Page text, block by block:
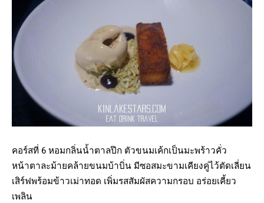
คอร์สที่ 6 หอมกลิ่นน้ำตาลปึก ตัวขนมเค้กเป็นมะพร้าวคั่ว
หน้าตาละม้ายคล้ายขนมบ้าบิ่น มีซอสมะขามเคียงคู่ไว้ตัดเลี่ยน
เสิร์ฟพร้อมข้าวเม่าทอด เพิ่มรสสัมผัสความกรอบ อร่อยเคี้ยว
เพลิน